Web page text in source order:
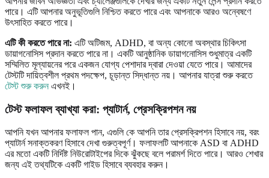
পারে। এটি আপনার অনুভূতিগুলি নিশ্চিত করতে পারে এবং আপনাকে আরও অন্বেষণে
উৎসাহিত করতে পারে।
এটি কী করতে পারে না: এটি অটিজম, ADHD, বা অন্য কোনো অবস্থার চিকিৎসা
ডায়াগনোসিস প্রদান করতে পারে না। একটি আনুষ্ঠানিক ডায়াগনোসিস শুধুমাত্র একটি
সম্মিলিত মূল্যায়নের পরে একজন যোগ্য পেশাদার দ্বারা দেওয়া যেতে পারে। আমাদের
টেস্টটি দায়িত্বশীল প্রথম পদক্ষেপ, চূড়ান্ত সিদ্ধান্ত নয়। আপনার যাত্রা শুরু করতে
টেস্ট শুরু করুন এখনই।
টেস্ট ফলাফল ব্যাখ্যা করা: প্যাটার্ন, প্রেসক্রিপশন নয়
আপনি যখন আপনার ফলাফল পান, এগুলি কে আপনি তার প্রেসক্রিপশন হিসাবে নয়, বরং
প্যাটার্ন সনাক্তকরণ হিসাবে দেখা গুরুত্বপূর্ণ। ফলাফলটি আপনাকে ASD বা ADHD
এর মতো একটি নির্দিষ্ট নিউরোটাইপের দিকে ঝুঁকছে বলে পরামর্শ দিতে পারে। আরও শেখার
জন্য এই তথ্যটিকে একটি গাইড হিসাবে ব্যবহার করুন।